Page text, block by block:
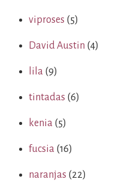
viproses (5)
David Austin (4)
lila (9)
tintadas (6)
kenia (5)
fucsia (16)
naranjas (22)